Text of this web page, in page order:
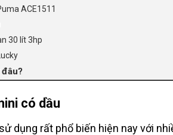
ACE1511
30 lít 3hp
có dầu
dụng rất phổ biến hiện nay với